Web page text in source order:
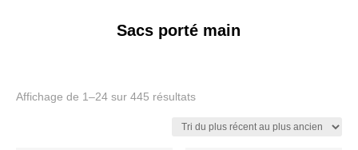
Sacs porté main
Affichage de 1–24 sur 445 résultatsTrié
plus